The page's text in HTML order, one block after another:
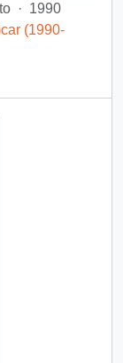
· 1990
(1990-